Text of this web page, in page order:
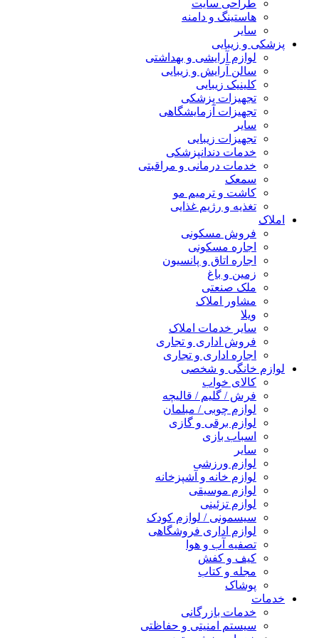
طراحی سایت
هاستینگ و دامنه
سایر
پزشکی و زیبایی
لوازم آرایشی و بهداشتی
سالن آرایش و زیبایی
کلینیک زیبایی
تجهیزات پزشکی
تجهیزات آزمایشگاهی
سایر
تجهیزات زیبایی
خدمات دندانپزشکی
خدمات درمانی و مراقبتی
سمعک
کاشت و ترمیم مو
تغذیه و رژیم غذایی
املاک
فروش مسکونی
اجاره مسکونی
اجاره اتاق و پانسیون
زمین و باغ
ملک صنعتی
مشاور املاک
ویلا
سایر خدمات املاک
فروش اداری و تجاری
اجاره اداری و تجاری
لوازم خانگی و شخصی
کالای خواب
فرش / گلیم / قالیچه
لوازم چوبی / مبلمان
لوازم برقی و گازی
اسباب بازی
سایر
لوازم ورزشی
لوازم خانه و آشپزخانه
لوازم موسیقی
لوازم تزئینی
سیسمونی / لوازم کودک
لوازم اداری فروشگاهی
تصفیه آب و هوا
کیف و کفش
مجله و کتاب
پوشاک
خدمات
خدمات بازرگانی
سیستم امنیتی و حفاظتی